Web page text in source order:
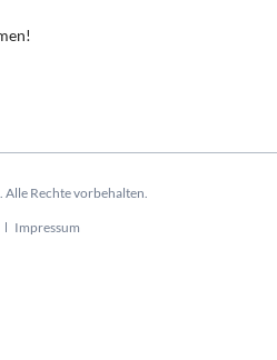
Rechte vorbehalten.
Impressum